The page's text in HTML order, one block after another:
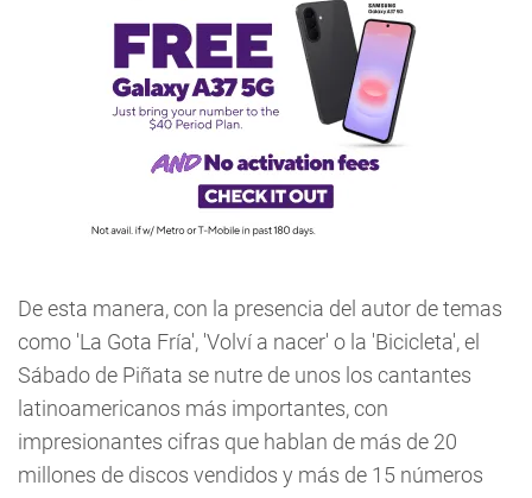
De esta manera, con la presencia del autor de temas
como 'La Gota Fría', 'Volví a nacer' o la 'Bicicleta', el
Sábado de Piñata se nutre de unos los cantantes
latinoamericanos más importantes, con
impresionantes cifras que hablan de más de 20
millones de discos vendidos y más de 15 números